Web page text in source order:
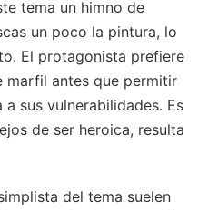
tema un himno de
un poco la pintura, lo
El protagonista prefiere
marfil antes que permitir
sus vulnerabilidades. Es
de ser heroica, resulta
del tema suelen